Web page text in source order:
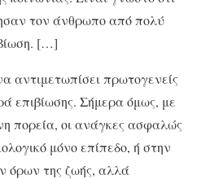
τον άνθρωπο από πολύ
[…]
αντιμετωπίσει πρωτογενείς
επιβίωσης. Σήμερα όμως, με
πορεία, οι ανάγκες ασφαλώς
μόνο επίπεδο, ή στην
όρων της ζωής, αλλά